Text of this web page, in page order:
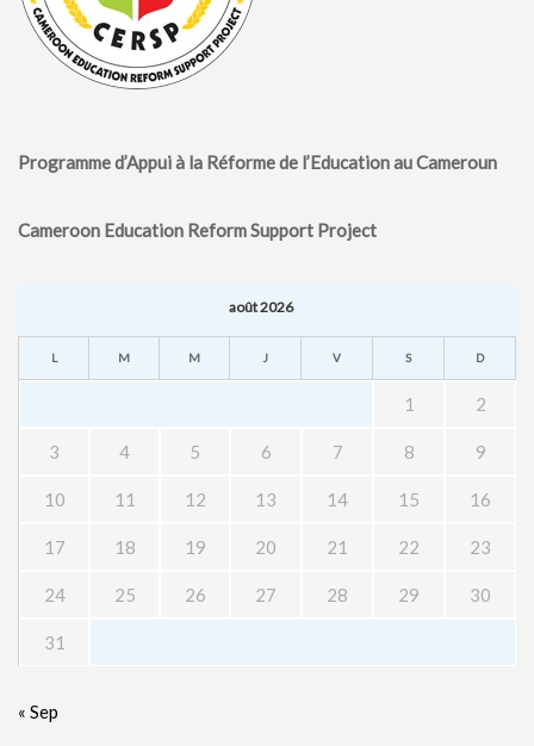
Programme d’Appui à la Réforme de l’Education au Cameroun
Cameroon Education Reform Support Project
août 2026
L M M J V S D
1 2
3 4 5 6 7 8 9
10 11 12 13 14 15 16
17 18 19 20 21 22 23
24 25 26 27 28 29 30
31
« Sep